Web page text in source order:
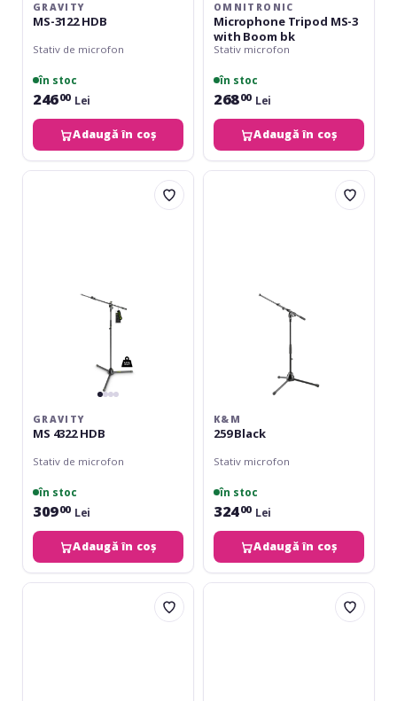
GRAVITY
MS-3122 HDB
Stativ de microfon
în stoc
24600 Lei
Adaugă în coș
OMNITRONIC
Microphone Tripod MS-3
with Boom bk
Stativ microfon
în stoc
26800 Lei
Adaugă în coș
Gravity
GRAVITY
MS 4322 HDB
Stativ de microfon
în stoc
30900 Lei
Adaugă în coș
K&M
K&M
259 Black
Stativ microfon
în stoc
32400 Lei
Adaugă în coș
Gator
Gator